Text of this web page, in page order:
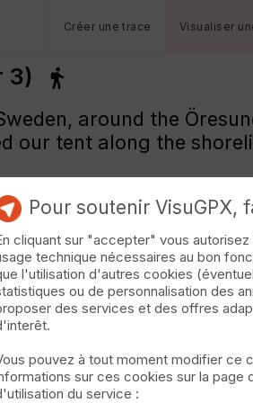
Créer une trace Visualiser
3)
around the
our tent along the
to Lanskrona with a
Pour soutenir VisuGPX,
cliquant sur "accepter" vous
technique nécessaires au bon
l'utilisation d'autres cookies
ou de personnalisation des
des services et des offres
pouvez à tout moment modifier ce
sur ces cookies sur la page
du service :